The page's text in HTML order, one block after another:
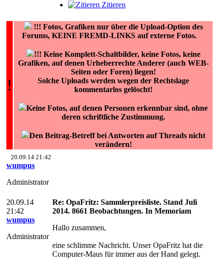
Zitieren
!
!!! Fotos, Grafiken nur über die Upload-Option des
Forums, KEINE FREMD-LINKS auf externe Fotos.
!!! Keine Komplett-Schaltbilder, keine Fotos, keine
Grafiken, auf denen Urheberrechte Anderer (auch WEB-
Seiten oder Foren) liegen!
Solche Uploads werden wegen der Rechtslage
kommentarlos gelöscht!
Keine Fotos, auf denen Personen erkennbar sind, ohne
deren schriftliche Zustimmung.
Den Beitrag-Betreff bei Antworten auf Threads nicht
verändern!
20.09.14 21:42
wumpus
Administrator
20.09.14
21:42
wumpus
Administrator
Re: OpaFritz: Sammlerpreisliste. Stand Juli
2014. 8661 Beobachtungen. In Memoriam
Hallo zusammen,
eine schlimme Nachricht. Unser OpaFritz hat die
Computer-Maus für immer aus der Hand gelegt.